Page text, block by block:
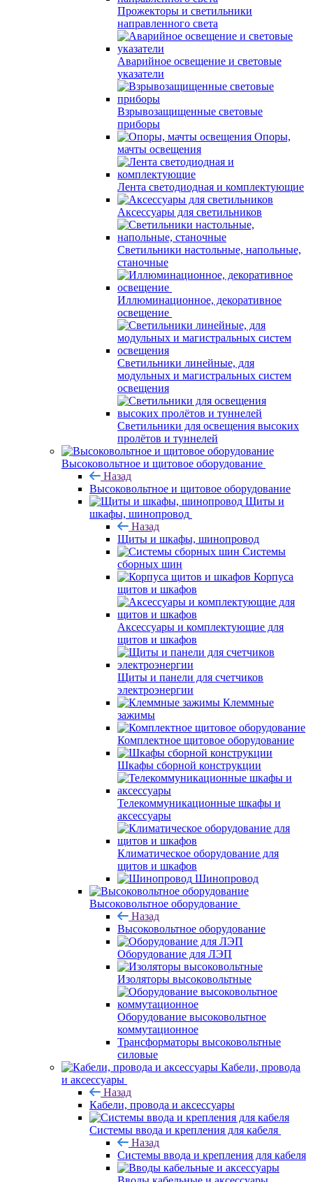
Прожекторы и светильники
направленного света
Аварийное освещение и световые
указатели
Взрывозащищенные световые
приборы
Опоры,
мачты освещения
Лента светодиодная и комплектующие
Аксессуары для светильников
Светильники настольные, напольные,
станочные
Иллюминационное, декоративное
освещение
Светильники линейные, для
модульных и магистральных систем
освещения
Светильники для освещения высоких
пролётов и туннелей
Высоковольтное и щитовое оборудование
Назад
Высоковольтное и щитовое оборудование
Щиты и
шкафы, шинопровод
Назад
Щиты и шкафы, шинопровод
Системы
сборных шин
Корпуса
щитов и шкафов
Аксессуары и комплектующие для
щитов и шкафов
Щиты и панели для счетчиков
электроэнергии
Клеммные
зажимы
Комплектное щитовое оборудование
Шкафы сборной конструкции
Телекоммуникационные шкафы и
аксессуары
Климатическое оборудование для
щитов и шкафов
Шинопровод
Высоковольтное оборудование
Назад
Высоковольтное оборудование
Оборудование для ЛЭП
Изоляторы высоковольтные
Оборудование высоковольтное
коммутационное
Трансформаторы высоковольтные
силовые
Кабели, провода
и аксессуары
Назад
Кабели, провода и аксессуары
Системы ввода и крепления для кабеля
Назад
Системы ввода и крепления для кабеля